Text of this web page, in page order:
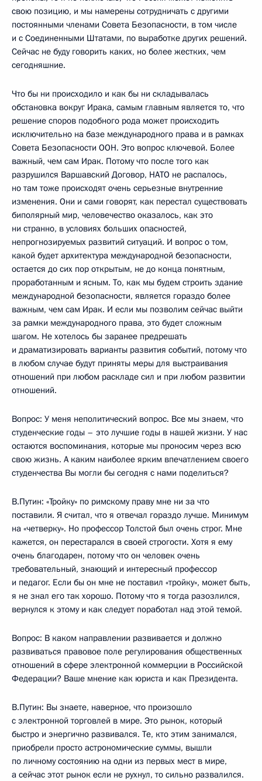
свою позицию, и мы намерены сотрудничать с другими
постоянными членами Совета Безопасности, в том числе
и с Соединенными Штатами, по выработке других решений.
Сейчас не буду говорить каких, но более жестких, чем
сегодняшние.
Что бы ни происходило и как бы ни складывалась
обстановка вокруг Ирака, самым главным является то, что
решение споров подобного рода может происходить
исключительно на базе международного права и в рамках
Совета Безопасности ООН. Это вопрос ключевой. Более
важный, чем сам Ирак. Потому что после того как
разрушился Варшавский Договор, НАТО не распалось,
но там тоже происходят очень серьезные внутренние
изменения. Они и сами говорят, как перестал существовать
биполярный мир, человечество оказалось, как это
ни странно, в условиях больших опасностей,
непрогнозируемых развитий ситуаций. И вопрос о том,
какой будет архитектура международной безопасности,
остается до сих пор открытым, не до конца понятным,
проработанным и ясным. То, как мы будем строить здание
международной безопасности, является гораздо более
важным, чем сам Ирак. И если мы позволим сейчас выйти
за рамки международного права, это будет сложным
шагом. Не хотелось бы заранее предрешать
и драматизировать варианты развития событий, потому что
в любом случае будут приняты меры для выстраивания
отношений при любом раскладе сил и при любом развитии
отношений.
Вопрос: У меня неполитический вопрос. Все мы знаем, что
студенческие годы – это лучшие годы в нашей жизни. У нас
остаются воспоминания, которые мы проносим через всю
свою жизнь. А каким наиболее ярким впечатлением своего
студенчества Вы могли бы сегодня с нами поделиться?
В.Путин: «Тройку» по римскому праву мне ни за что
поставили. Я считал, что я отвечал гораздо лучше. Минимум
на «четверку». Но профессор Толстой был очень строг. Мне
кажется, он перестарался в своей строгости. Хотя я ему
очень благодарен, потому что он человек очень
требовательный, знающий и интересный профессор
и педагог. Если бы он мне не поставил «тройку», может быть,
я не знал его так хорошо. Потому что я тогда разозлился,
вернулся к этому и как следует поработал над этой темой.
Вопрос: В каком направлении развивается и должно
развиваться правовое поле регулирования общественных
отношений в сфере электронной коммерции в Российской
Федерации? Ваше мнение как юриста и как Президента.
В.Путин: Вы знаете, наверное, что произошло
с электронной торговлей в мире. Это рынок, который
быстро и энергично развивался. Те, кто этим занимался,
приобрели просто астрономические суммы, вышли
по личному состоянию на одни из первых мест в мире,
а сейчас этот рынок если не рухнул, то сильно развалился.